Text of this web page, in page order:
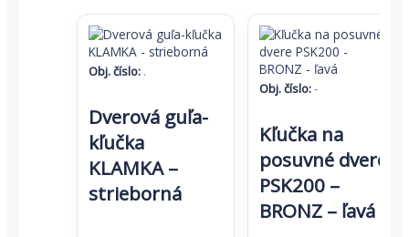
Obj. číslo: .
Dverová guľa-
kľučka
KLAMKA –
strieborná
Obj. číslo:-
Kľučka na
posuvné dvere
PSK200 –
BRONZ – ľavá